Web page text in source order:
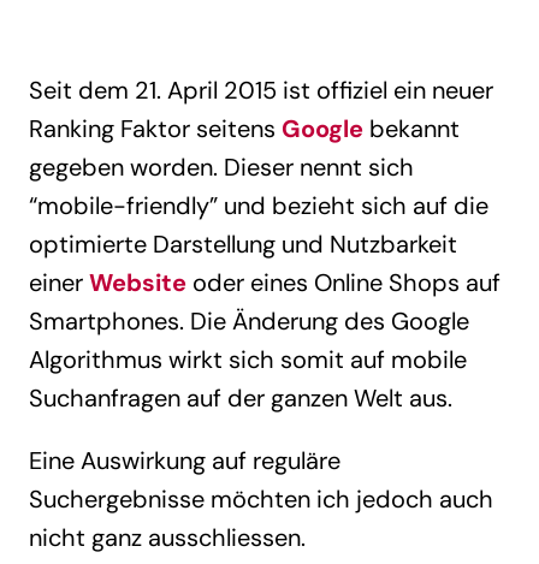
Seit dem 21. April 2015 ist offiziel ein neuer
Ranking Faktor seitens Google bekannt
gegeben worden. Dieser nennt sich
“mobile-friendly” und bezieht sich auf die
optimierte Darstellung und Nutzbarkeit
einerWebsite oder eines Online Shops auf
Smartphones. Die Änderung des Google
Algorithmus wirkt sich somit auf mobile
Suchanfragen auf der ganzen Welt aus.
Eine Auswirkung auf reguläre
Suchergebnisse möchten ich jedoch auch
nicht ganz ausschliessen.